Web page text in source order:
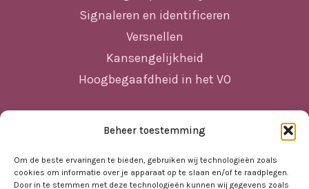
Beheer toestemming
Om de beste ervaringen te bieden, gebruiken wij technologieën zoals
cookies om informatie over je apparaat op te slaan en/of te raadplegen.
Door in te stemmen met deze technologieën kunnen wij gegevens zoals
Signaleren en identificeren
Versnellen
Kansengelijkheid
Hoogbegaafdheid in het VO
Home
Nieuws